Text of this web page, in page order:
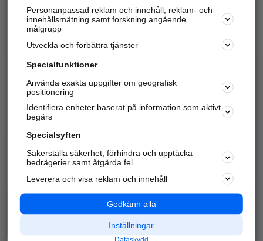
Hitta telefonnummer, adresser, företagsinfo mm.
Marknadsför företaget
Kom igång och annonsera mot
samarbetspartners nära dig.
Alla kategorier
Populära sökningar
API & Kartor
Annonsera
Integritet
Nödnummer
Personanpassad reklam och innehåll, reklam- och
innehållsmätning samt forskning angående
målgrupp
Utveckla och förbättra tjänster
Specialfunktioner
Använda exakta uppgifter om geografisk
positionering
Identifiera enheter baserat på information som aktivt
begärs
Specialsyften
Säkerställa säkerhet, förhindra och upptäcka
bedrägerier samt åtgärda fel
Leverera och visa reklam och innehåll
Godkänn alla
Inställningar
Dataskydd